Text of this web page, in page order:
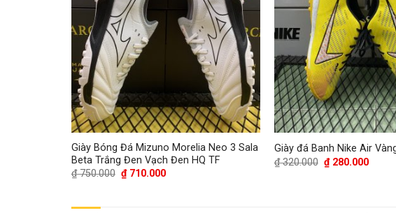
Giày Bóng Đá Mizuno Morelia Neo 3 Sala
Beta Trắng Đen Vạch Đen HQ TF
₫750.000 Giá
gốc
₫710.000Giá
Giày đá Banh Nike Air
₫320.000 Giá
gốc
₫280.000Giá